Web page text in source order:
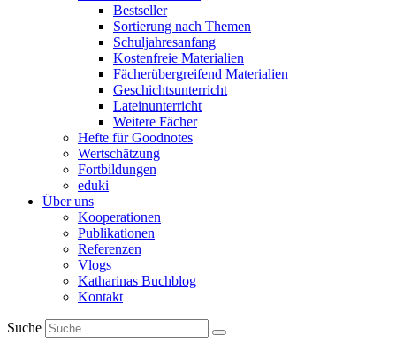
Bestseller
Sortierung nach Themen
Schuljahresanfang
Kostenfreie Materialien
Fächerübergreifend Materialien
Geschichtsunterricht
Lateinunterricht
Weitere Fächer
Hefte für Goodnotes
Wertschätzung
Fortbildungen
eduki
Über uns
Kooperationen
Publikationen
Referenzen
Vlogs
Katharinas Buchblog
Kontakt
Suche